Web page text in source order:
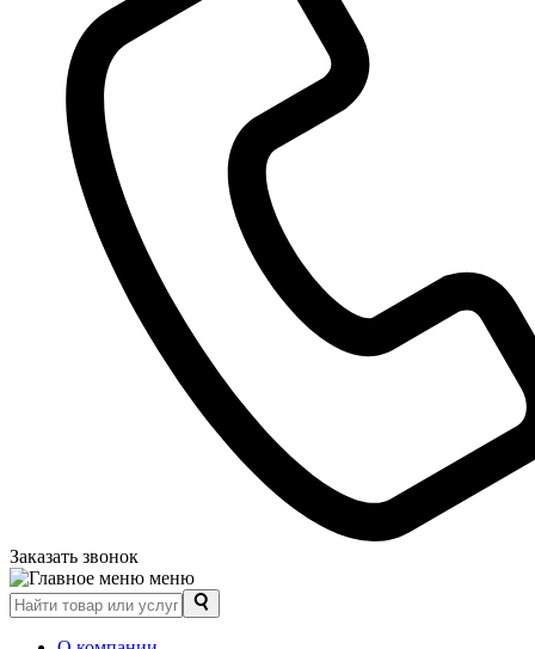
Заказать звонок
меню